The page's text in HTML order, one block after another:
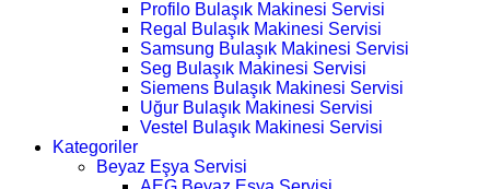
Profilo Bulaşık Makinesi Servisi
Regal Bulaşık Makinesi Servisi
Samsung Bulaşık Makinesi Servisi
Seg Bulaşık Makinesi Servisi
Siemens Bulaşık Makinesi Servisi
Uğur Bulaşık Makinesi Servisi
Vestel Bulaşık Makinesi Servisi
Kategoriler
Beyaz Eşya Servisi